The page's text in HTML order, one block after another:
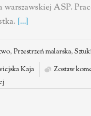
warszawskiej ASP.
[...]
, Przestrzeń malarska,
Kaja
Zostaw